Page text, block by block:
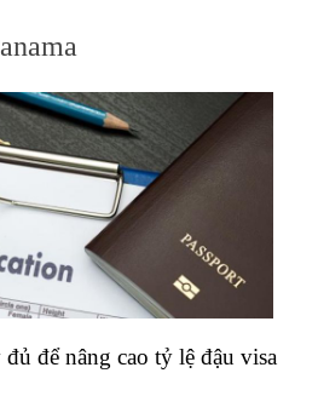
để nâng cao tỷ lệ đậu visa